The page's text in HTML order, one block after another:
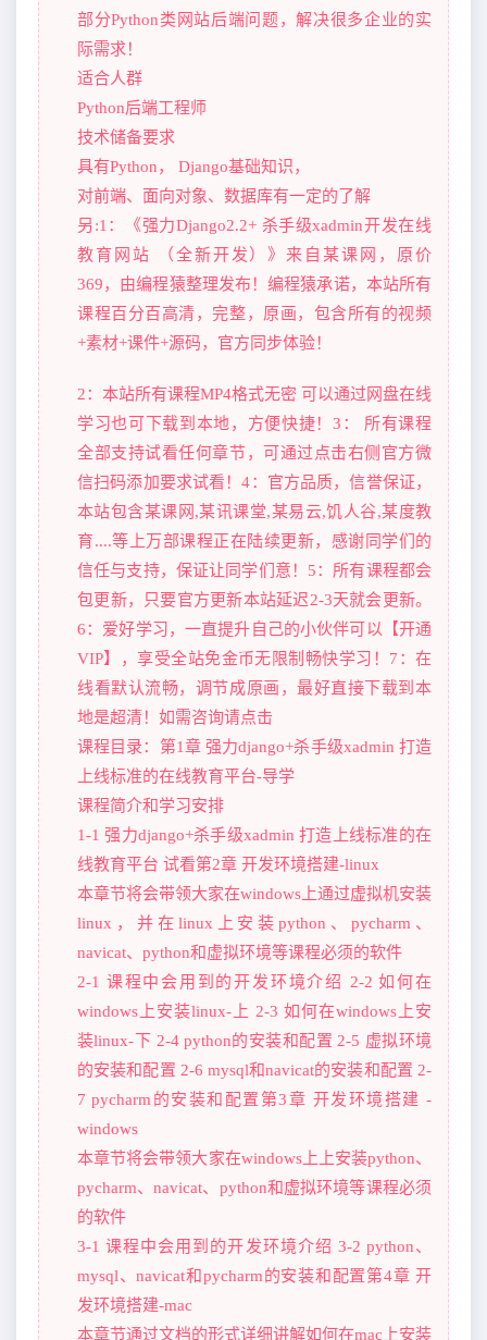
部分Python类网站后端问题，解决很多企业的实
际需求！
适合人群
Python后端工程师
技术储备要求
具有Python， Django基础知识，
对前端、面向对象、数据库有一定的了解
另:1：《强力Django2.2+ 杀手级xadmin开发在线
教育网站 （全新开发）》来自某课网，原价
369，由编程猿整理发布！编程猿承诺，本站所有
课程百分百高清，完整，原画，包含所有的视频
+素材+课件+源码，官方同步体验！
2：本站所有课程MP4格式无密 可以通过网盘在线
学习也可下载到本地，方便快捷！3： 所有课程
全部支持试看任何章节，可通过点击右侧官方微
信扫码添加要求试看！4：官方品质，信誉保证，
本站包含某课网,某讯课堂,某易云,饥人谷,某度教
育....等上万部课程正在陆续更新，感谢同学们的
信任与支持，保证让同学们意！5：所有课程都会
包更新，只要官方更新本站延迟2-3天就会更新。
6：爱好学习，一直提升自己的小伙伴可以【开通
VIP】，享受全站免金币无限制畅快学习！7：在
线看默认流畅，调节成原画，最好直接下载到本
地是超清！如需咨询请点击
课程目录：第1章 强力django+杀手级xadmin 打造
上线标准的在线教育平台-导学
课程简介和学习安排
1-1 强力django+杀手级xadmin 打造上线标准的在
线教育平台 试看第2章 开发环境搭建-linux
本章节将会带领大家在windows上通过虚拟机安装
linux，并在linux上安装python、pycharm、
navicat、python和虚拟环境等课程必须的软件
2-1 课程中会用到的开发环境介绍 2-2 如何在
windows上安装linux-上 2-3 如何在windows上安
装linux-下 2-4 python的安装和配置 2-5 虚拟环境
的安装和配置 2-6 mysql和navicat的安装和配置 2-
7 pycharm的安装和配置第3章 开发环境搭建 -
windows
本章节将会带领大家在windows上上安装python、
pycharm、navicat、python和虚拟环境等课程必须
的软件
3-1 课程中会用到的开发环境介绍 3-2 python、
mysql、navicat和pycharm的安装和配置第4章 开
发环境搭建-mac
本章节通过文档的形式详细讲解如何在mac上安装